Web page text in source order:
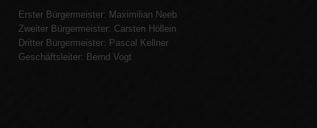
Erster Bürgermeister: Maximilian Neeb
Zweiter Bürgermeister: Carsten Höllein
Dritter Bürgermeister: Pascal Kellner
Geschäftsleiter: Bernd Vogt